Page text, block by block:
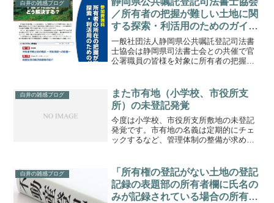
白井の雑感ブログ
／所有者の把握が難しい土地に関
する探索・利活用のためのガイド
ライン研修会Ｈ30.2/8、2/15、
2/22
一般社団法人静岡県公共嘱託登記司法書
士協会は静岡県司法書士会との共催で官
公署職員の皆様を対象に所有者の把握が
【日時】西部会場 平成３０年２月８日
（木）２：００～４：００ ...
白井の雑感ブログ
また市有地（小学校、市役所支
所）の未登記発覚
今度は小学校、市役所支所敷地の未登記
発覚です。市有地の名義は定期的にチェ
ックするなど、管理体制の整備が求めら
７００平方メートルが個人所有名義のま
ま７０年間放置されていた...
白井の雑感ブログ
「所有権の登記がない土地の登記
記録の表題部の所有者欄に氏名の
みが記録されている場合の所有権